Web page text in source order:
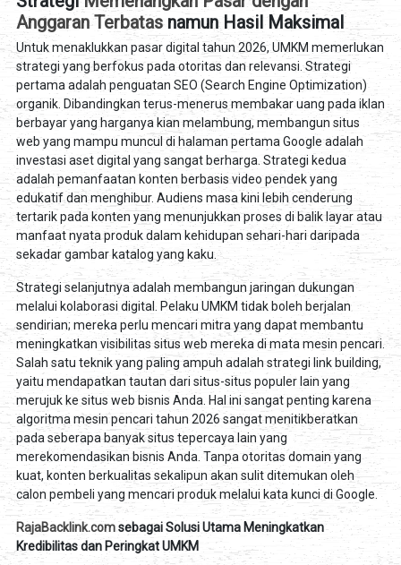
Anggaran Terbatasnamun Hasil Maksimal
Untuk menaklukkan pasar digital tahun 2026, UMKM memerlukan
strategi yang berfokus pada otoritas dan relevansi. Strategi
pertama adalah penguatan SEO (Search Engine Optimization)
organik. Dibandingkan terus-menerus membakar uang pada iklan
berbayar yang harganya kian melambung, membangun situs
web yang mampu muncul di halaman pertama Google adalah
investasi aset digital yang sangat berharga. Strategi kedua
adalah pemanfaatan konten berbasis video pendek yang
edukatif dan menghibur. Audiens masa kini lebih cenderung
tertarik pada konten yang menunjukkan proses di balik layar atau
manfaat nyata produk dalam kehidupan sehari-hari daripada
sekadar gambar katalog yang kaku.
Strategi selanjutnya adalah membangun jaringan dukungan
melalui kolaborasi digital. Pelaku UMKM tidak boleh berjalan
sendirian; mereka perlu mencari mitra yang dapat membantu
meningkatkan visibilitas situs web mereka di mata mesin pencari.
Salah satu teknik yang paling ampuh adalah strategi link building,
yaitu mendapatkan tautan dari situs-situs populer lain yang
merujuk ke situs web bisnis Anda. Hal ini sangat penting karena
algoritma mesin pencari tahun 2026 sangat menitikberatkan
pada seberapa banyak situs tepercaya lain yang
merekomendasikan bisnis Anda. Tanpa otoritas domain yang
kuat, konten berkualitas sekalipun akan sulit ditemukan oleh
calon pembeli yang mencari produk melalui kata kunci di Google.
RajaBacklink.comsebagai Solusi Utama Meningkatkan
Kredibilitas dan Peringkat UMKM